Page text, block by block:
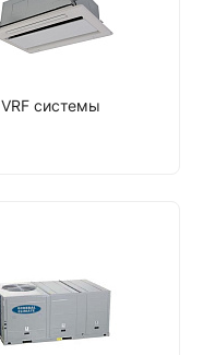
VRF системы